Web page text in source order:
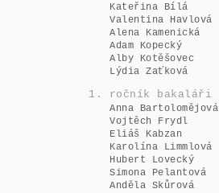
Kateřina Bílá
Valentina Havlová
Alena Kamenická
Adam Kopecký
Alby Kotěšovec
Lýdia Zaťková
1. ročník bakaláři
Anna Bartolomějová
Vojtěch Frydl
Eliáš Kabzan
Karolína Limmlová
Hubert Lovecký
Simona Pelantová
Anděla Skůrová